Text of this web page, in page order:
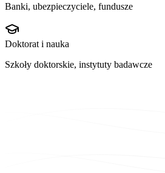
Banki, ubezpieczyciele, fundusze
Doktorat i nauka
Szkoły doktorskie, instytuty badawcze